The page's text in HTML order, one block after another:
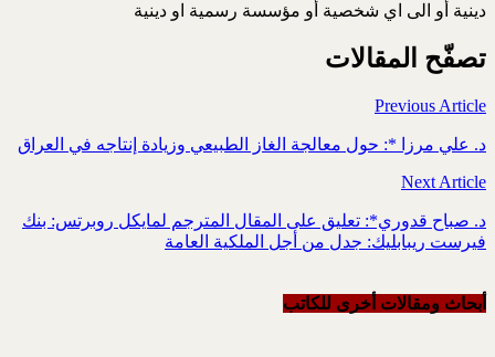
دينية أو الى اي شخصية أو مؤسسة رسمية او دينية
تصفّح المقالات
Previous Article
د. علي مرزا *: حول معالجة الغاز الطبيعي وزيادة إنتاجه في العراق
Next Article
د. صباح قدوري*: تعليق على المقال المترجم لمايكل روبرتس: بنك
فيرست ريبابليك: جدل من أجل الملكية العامة
أبحاث ومقالات أخرى للکاتب